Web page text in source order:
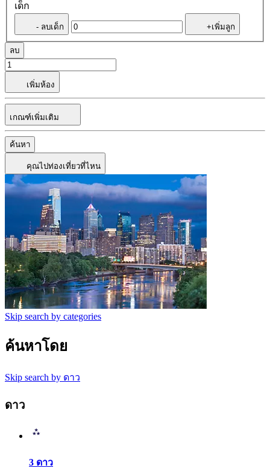
เด็ก
- ลบเด็ก +เพิ่มลูก
ลบ
เพิ่มห้อง
เกณฑ์เพิ่มเติม
ค้นหา
คุณไปท่องเที่ยวที่ไหน
Skip search by categories
ค้นหาโดย
Skip search by ดาว
ดาว
3 ดาว